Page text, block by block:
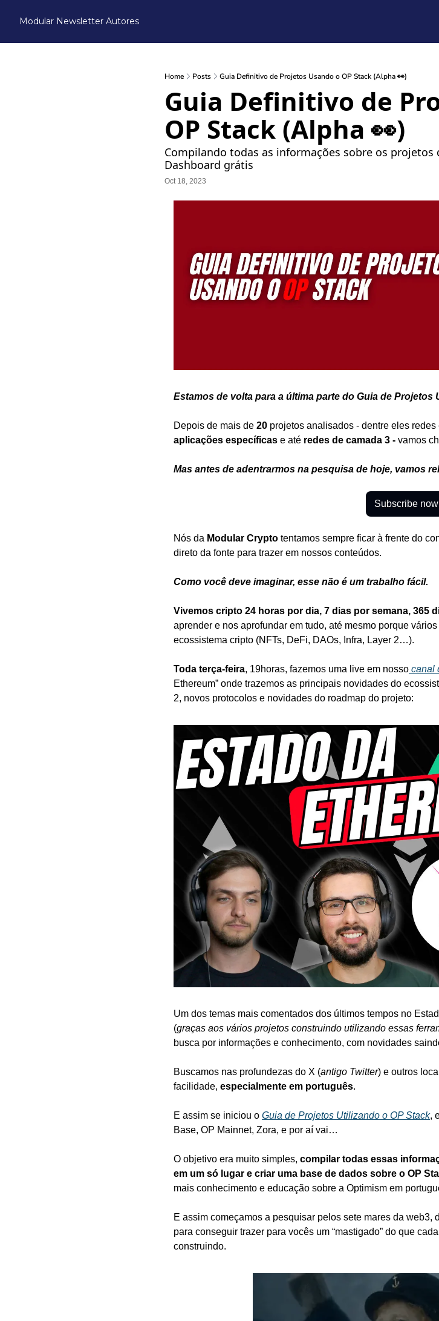
Modular Newsletter Autores
Home Posts Guia Definitivo de Projetos Usando o OP Stack (Alpha 👀)
Guia Definitivo de
OP Stack (Alpha 👀)
Compilando todas as informações sobre os projetos
Dashboard grátis
Oct 18, 2023
Estamos de volta para a última parte do Guia de Projetos
Depois de mais de 20 projetos analisados - dentre eles redes
aplicações específicas e até redes de camada 3 - vamos
Mas antes de adentrarmos na pesquisa de hoje, vamos
Subscribe now
Nós da Modular Crypto tentamos sempre ficar à frente do
direto da fonte para trazer em nossos conteúdos.
Como você deve imaginar, esse não é um trabalho fácil.
Vivemos cripto 24 horas por dia, 7 dias por semana, 365
aprender e nos aprofundar em tudo, até mesmo porque
ecossistema cripto (NFTs, DeFi, DAOs, Infra, Layer 2…).
Toda terça-feira, 19horas, fazemos uma live em nosso canal
Ethereum” onde trazemos as principais novidades do
2, novos protocolos e novidades do roadmap do projeto:
Um dos temas mais comentados dos últimos tempos no
(graças aos vários projetos construindo utilizando essas
busca por informações e conhecimento, com novidades
Buscamos nas profundezas do X (antigo Twitter) e outros
facilidade, especialmente em português.
E assim se iniciou o Guia de Projetos Utilizando o OP Stack,
Base, OP Mainnet, Zora, e por aí vai…
O objetivo era muito simples, compilar todas essas
em um só lugar e criar uma base de dados sobre o OP
mais conhecimento e educação sobre a Optimism em
E assim começamos a pesquisar pelos sete mares da
para conseguir trazer para vocês um “mastigado” do que
construindo.